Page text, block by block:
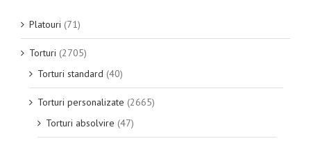
Platouri (71)
Torturi (2705)
Torturi standard (40)
Torturi personalizate (2665)
Torturi absolvire (47)